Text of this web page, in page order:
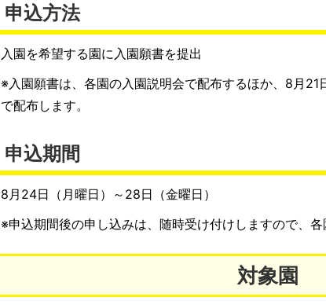
申込方法
入園を希望する園に入園願書を提出
※入園願書は、各園の入園説明会で配布するほか、8月
で配布します。
申込期間
8月24日（月曜日）～28日（金曜日）
※申込期間後の申し込みは、随時受け付けしますので、
対象園